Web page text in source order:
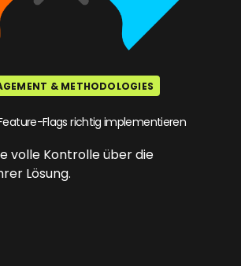
& METHODOLOGIES
Flags richtig implementieren
volle Kontrolle über die
Lösung.